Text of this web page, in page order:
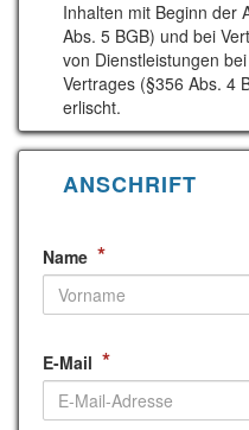
Inhalten mit Beginn der
Abs. 5 BGB) und bei
von Dienstleistungen
Vertrages (§356 Abs. 4
erlischt.
ANSCHRIFT
Name *
E-Mail *